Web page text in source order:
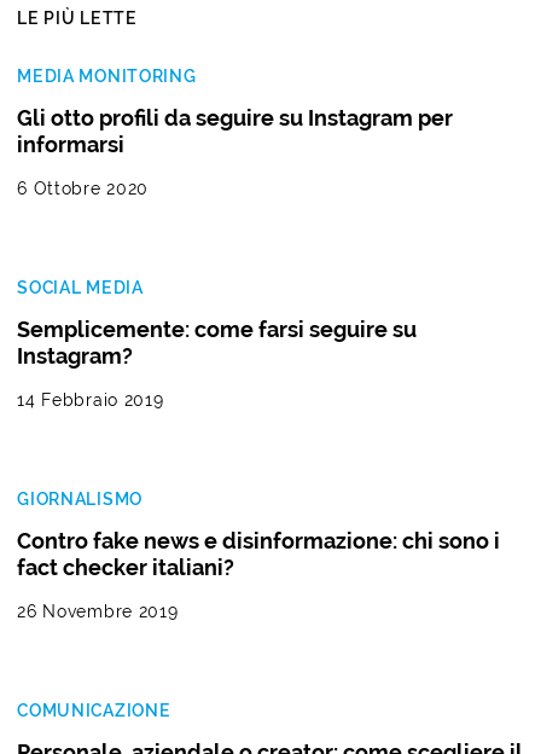
LE PIÙ LETTE
MEDIA MONITORING
Gli otto profili da seguire su Instagram per
informarsi
6 Ottobre 2020
SOCIAL MEDIA
Semplicemente: come farsi seguire su
Instagram?
14 Febbraio 2019
GIORNALISMO
Contro fake news e disinformazione: chi sono i
fact checker italiani?
26 Novembre 2019
COMUNICAZIONE